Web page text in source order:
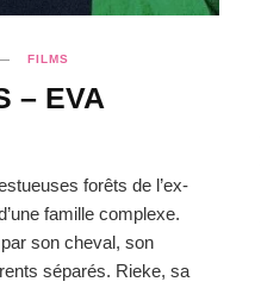
FILMS
– EVA
forêts de l’ex-
famille complexe.
son cheval, son
séparés. Rieke, sa